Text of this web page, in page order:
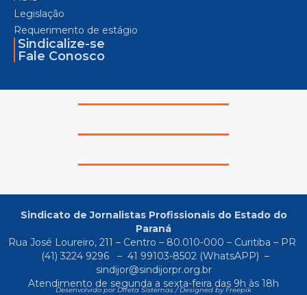
Legislação
Requerimento de estágio
Sindicalize-se
Fale Conosco
Sindicato de Jornalistas Profissionais do Estado do
Paraná
Rua José Loureiro, 211 – Centro – 80.010-000 – Curitiba – PR
(41) 3224 9296
– 41 99103-8502(WhatsAPP) –
sindijor@sindijorpr.org.br
Atendimento de segunda a sexta-feira das 9h às 18h
Desenvolvido por Direta Sistemas /Designed by Freepik